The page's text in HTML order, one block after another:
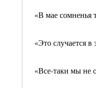
«В мае
«Это случается
«Все-таки мы не